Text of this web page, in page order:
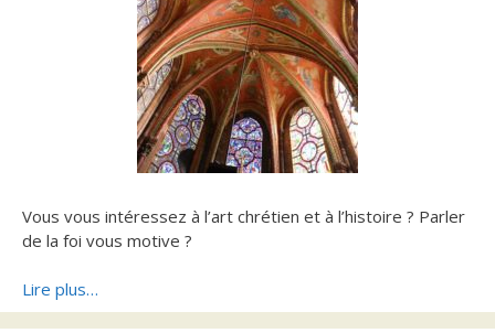
Vous vous intéressez à l’art chrétien et à l’histoire ? Parler
de la foi vous motive ?
Lire plus…